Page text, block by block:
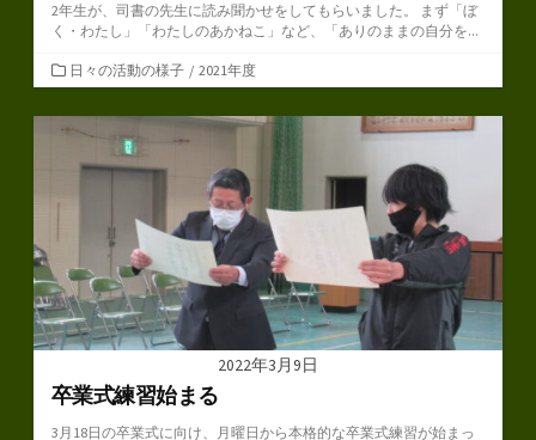
2年生が、司書の先生に読み聞かせをしてもらいました。 まず「ぼ
く・わたし」「わたしのあかねこ」など、「ありのままの自分を...
カ
テ
ゴ
リ
日々の活動の様子 / 2021年度
2022年3月9日
卒業式練習始まる
3月18日の卒業式に向け、月曜日から本格的な卒業式練習が始まっ